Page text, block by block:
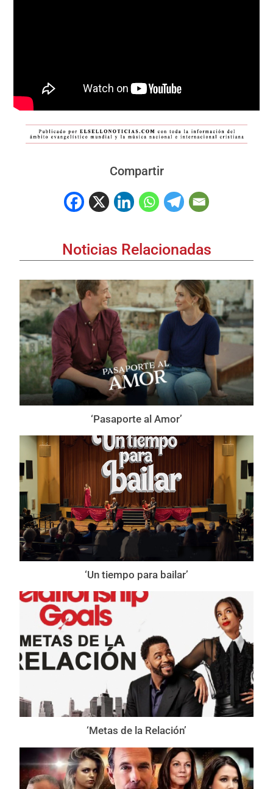
Compartir
Noticias Relacionadas
‘Pasaporte al Amor’
‘Un tiempo para bailar’
‘Metas de la Relación’